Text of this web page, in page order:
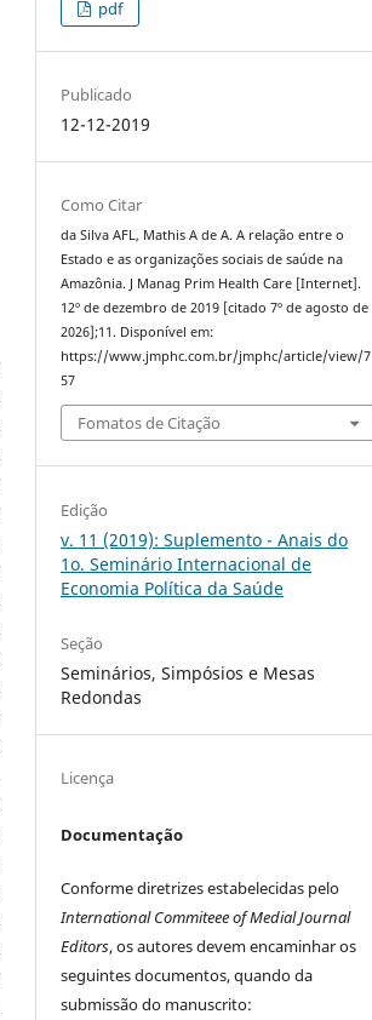
pdf
Publicado
12-12-2019
Como Citar
da Silva AFL, Mathis A de A. A relação entre o
Estado e as organizações sociais de saúde na
Amazônia. J Manag Prim Health Care [Internet].
12º de dezembro de 2019 [citado 7º de agosto de
2026];11. Disponível em:
https://www.jmphc.com.br/jmphc/article/view/7
57
Fomatos de Citação
Edição
v. 11 (2019): Suplemento - Anais do
1o. Seminário Internacional de
Economia Política da Saúde
Seção
Seminários, Simpósios e Mesas
Redondas
Licença
Documentação
Conforme diretrizes estabelecidas pelo
International Commiteee of Medial Journal
Editors, os autores devem encaminhar os
seguintes documentos, quando da
submissão do manuscrito: